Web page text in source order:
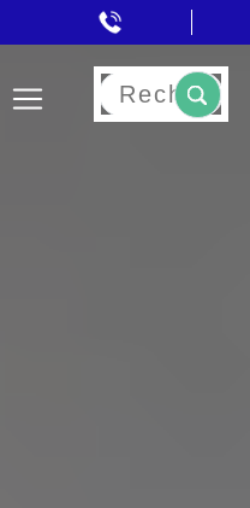
Rechercher